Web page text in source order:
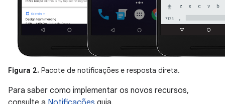
Figura 2. Pacote de notificações e resposta direta.
Para saber como implementar os novos recursos,